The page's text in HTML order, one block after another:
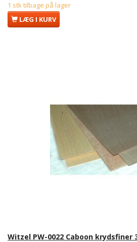
1 stk tilbage på lager
LÆG I KURV
Witzel PW-0022 Caboon krydsfiner